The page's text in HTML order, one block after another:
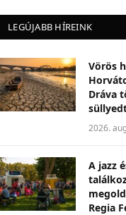
LEGÚJABB HÍREINK
Vörös
Dráva
2026.
A jazz
Regia